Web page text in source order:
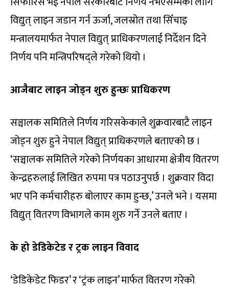
विद्युत् लाइन जडान गर्न ऊर्जा, जलस्रोत तथा सिँचाइ
मन्त्रालयमार्फत नेपाल विद्युत् प्राधिकरणलाई निर्देशन दिने
निर्णय पनि मन्त्रिपरिषद्ले गरेको थियो ।
आजैबाट लाइन जोड्न शुरु हुन्छः प्राधिकरण
सञ्चालक समितिले निर्णय गरिसकेकाले शुक्रवारबाटै लाइन
जोड्न शुरु हुने नेपाल विद्युत् प्राधिकरणले बताएको छ ।
‘सञ्चालक समितिले गरेको निर्णयका आधारमा क्षेत्रीय वितरण
केन्द्रहरुलाई लिखित रुपमा पत्र पठाउनुपर्छ । शुक्रवार विदा
भए पनि कर्मचारीहरु बोलाएर काम हुन्छ,’ उनले भने । यसमा
विद्युत् वितरण विभागले काम शुरु गर्ने उनले बताए ।
के हो डेडिकेटेड र ट्र‌क लाइन विवाद
‘डेडिकेडेट फिडर’ र ‘ट्रंक लाइन’ मार्फत वितरण गरेको